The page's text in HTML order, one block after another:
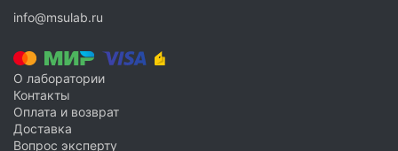
Новости
Условия работы и сотрудничества
Подтверждающие документы
Доставка
Оплата и возврат
info@msulab.ru
О лаборатории
Контакты
Оплата и возврат
Доставка
Вопрос эксперту